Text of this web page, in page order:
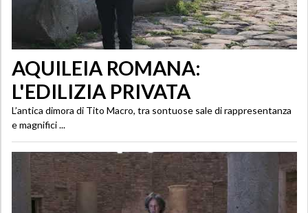
AQUILEIA ROMANA:
L'EDILIZIA PRIVATA
L’antica dimora di Tito Macro, tra sontuose sale di rappresentanza
e magnifici ...